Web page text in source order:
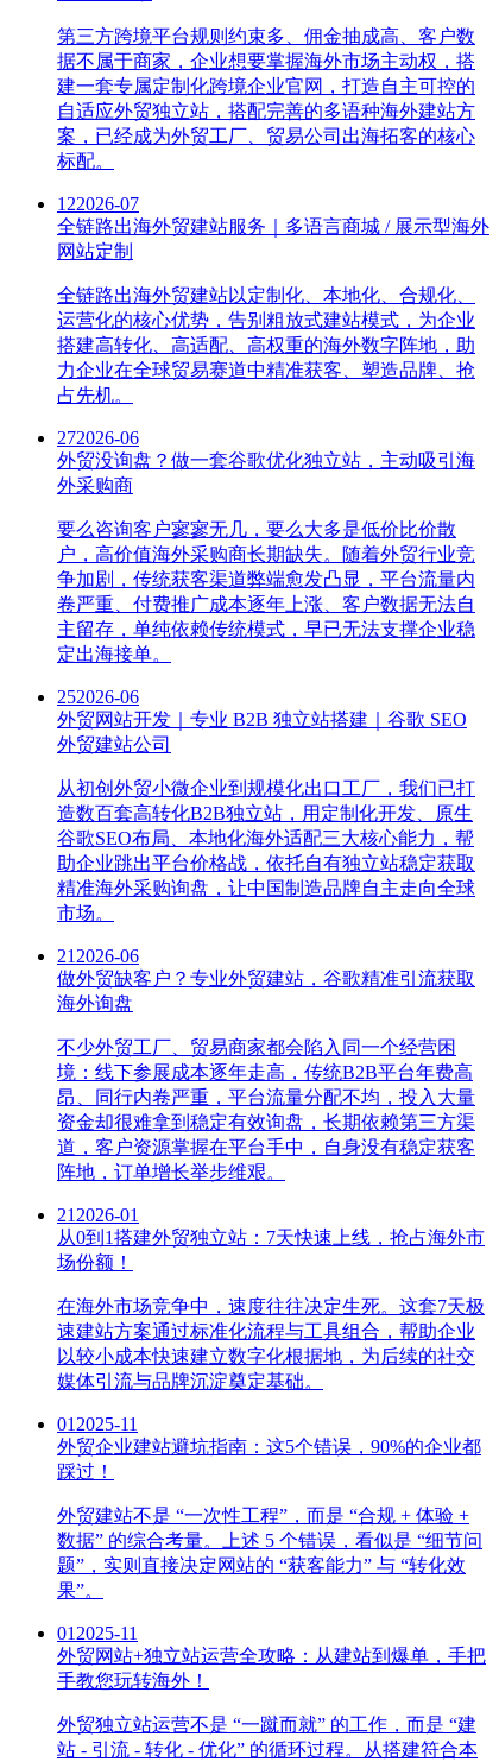
第三方跨境平台规则约束多、佣金抽成高、客户数
据不属于商家，企业想要掌握海外市场主动权，搭
建一套专属定制化跨境企业官网，打造自主可控的
自适应外贸独立站，搭配完善的多语种海外建站方
案，已经成为外贸工厂、贸易公司出海拓客的核心
标配。
122026-07
全链路出海外贸建站服务｜多语言商城 / 展示型海外
网站定制
全链路出海外贸建站以定制化、本地化、合规化、
运营化的核心优势，告别粗放式建站模式，为企业
搭建高转化、高适配、高权重的海外数字阵地，助
力企业在全球贸易赛道中精准获客、塑造品牌、抢
占先机。
272026-06
外贸没询盘？做一套谷歌优化独立站，主动吸引海
外采购商
要么咨询客户寥寥无几，要么大多是低价比价散
户，高价值海外采购商长期缺失。随着外贸行业竞
争加剧，传统获客渠道弊端愈发凸显，平台流量内
卷严重、付费推广成本逐年上涨、客户数据无法自
主留存，单纯依赖传统模式，早已无法支撑企业稳
定出海接单。
252026-06
外贸网站开发｜专业 B2B 独立站搭建｜谷歌 SEO
外贸建站公司
从初创外贸小微企业到规模化出口工厂，我们已打
造数百套高转化B2B独立站，用定制化开发、原生
谷歌SEO布局、本地化海外适配三大核心能力，帮
助企业跳出平台价格战，依托自有独立站稳定获取
精准海外采购询盘，让中国制造品牌自主走向全球
市场。
21 2026-06
做外贸缺客户？专业外贸建站，谷歌精准引流获取
海外询盘
不少外贸工厂、贸易商家都会陷入同一个经营困
境：线下参展成本逐年走高，传统B2B平台年费高
昂、同行内卷严重，平台流量分配不均，投入大量
资金却很难拿到稳定有效询盘，长期依赖第三方渠
道，客户资源掌握在平台手中，自身没有稳定获客
阵地，订单增长举步维艰。
21 2026-01
从0到1搭建外贸独立站：7天快速上线，抢占海外市
场份额！
在海外市场竞争中，速度往往决定生死。这套7天极
速建站方案通过标准化流程与工具组合，帮助企业
以较小成本快速建立数字化根据地，为后续的社交
媒体引流与品牌沉淀奠定基础。
01 2025-11
外贸企业建站避坑指南：这5个错误，90%的企业都
踩过！
外贸建站不是 “一次性工程”，而是 “合规 + 体验 +
数据” 的综合考量。上述 5 个错误，看似是 “细节问
题”，实则直接决定网站的 “获客能力” 与 “转化效
果”。
01 2025-11
外贸网站+独立站运营全攻略：从建站到爆单，手把
手教您玩转海外！
外贸独立站运营不是 “一蹴而就” 的工作，而是 “建
站 - 引流 - 转化 - 优化” 的循环过程。从搭建符合本